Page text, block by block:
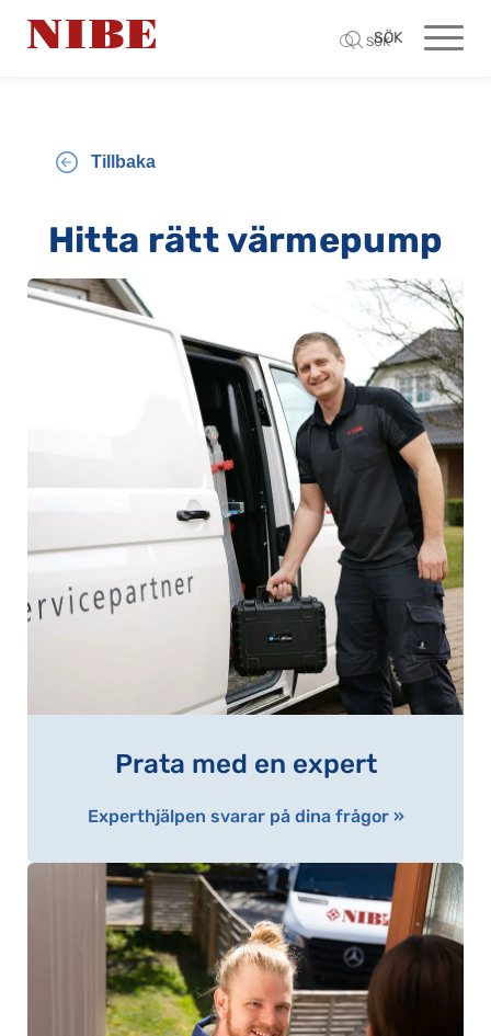
SÖK
SÖK
Tillbaka
Hitta rätt värmepump
Prata med en expert
Experthjälpen svarar på dina frågor »